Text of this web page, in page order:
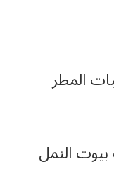
المطر
النمل